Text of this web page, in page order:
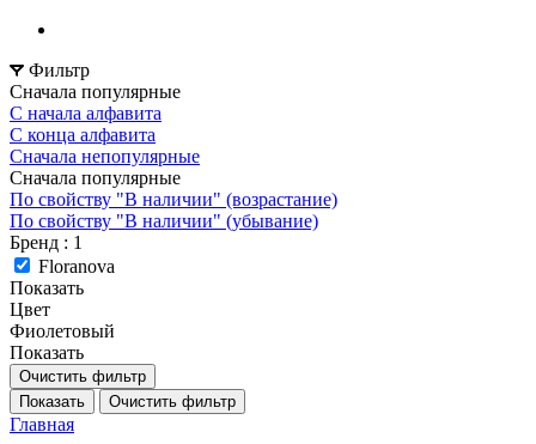
Фильтр
Сначала популярные
С начала алфавита
С конца алфавита
Сначала непопулярные
Сначала популярные
По свойству "В наличии" (возрастание)
По свойству "В наличии" (убывание)
Бренд : 1
Floranova
Показать
Цвет
Фиолетовый
Показать
Очистить фильтр
Показать
Очистить фильтр
Главная